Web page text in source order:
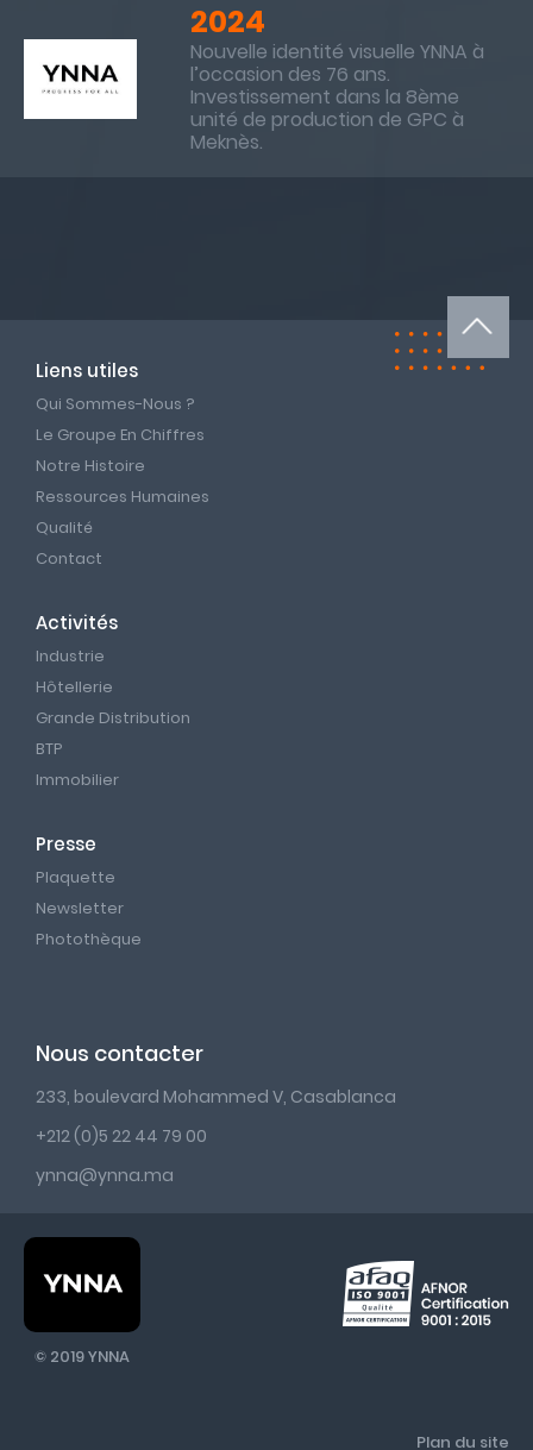
2024
Nouvelle identité visuelle YNNA à
l’occasion des 76 ans.
Investissement dans la 8ème
unité de production de GPC à
Meknès.
Nous contacter
233, boulevard Mohammed V, Casablanca
+212 (0)5 22 44 79 00
ynna@ynna.ma
Liens utiles
Qui Sommes-Nous ?
Le Groupe En Chiffres
Notre Histoire
Ressources Humaines
Qualité
Contact
Activités
Industrie
Hôtellerie
Grande Distribution
BTP
Immobilier
Presse
Plaquette
Newsletter
Photothèque
© 2019 YNNA
Plan du site